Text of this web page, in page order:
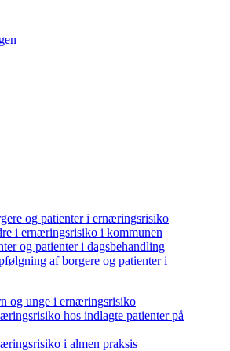
og patienter i ernæringsrisiko
i ernæringsrisiko i kommunen
og patienter i dagsbehandling
af borgere og patienter i
og unge i ernæringsrisiko
hos indlagte patienter på
i almen praksis